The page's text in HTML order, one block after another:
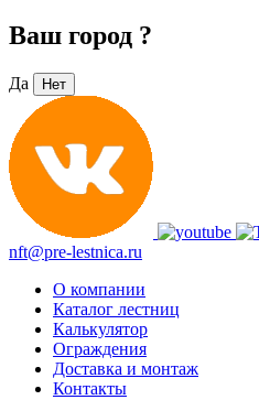
Ваш город ?
Да Нет
nft@pre-lestnica.ru
О компании
Каталог лестниц
Калькулятор
Ограждения
Доставка и монтаж
Контакты